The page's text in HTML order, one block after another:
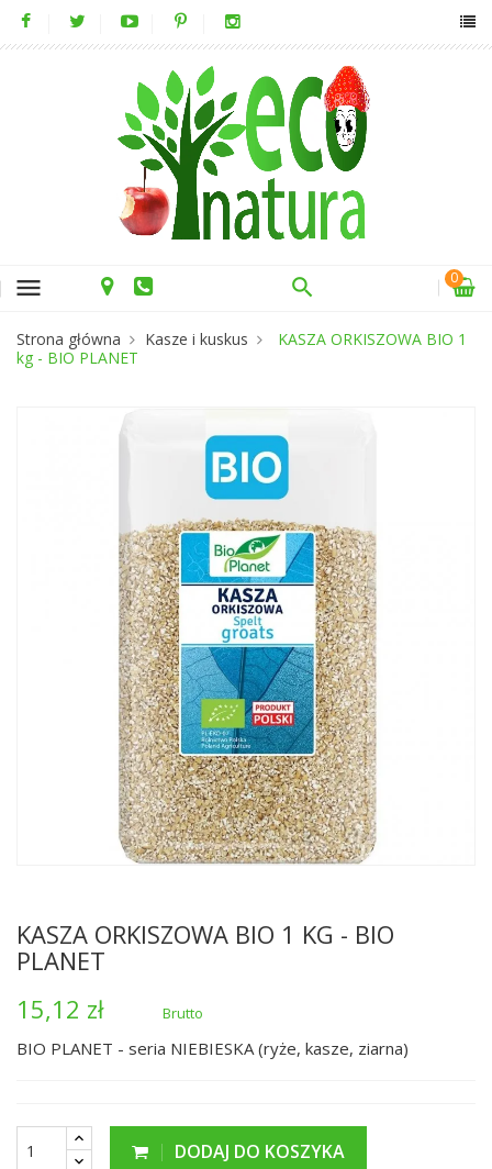
menu 0
Strona główna Kasze i kuskus
KASZA ORKISZOWA BIO 1
kg - BIO PLANET
KASZA ORKISZOWA BIO 1 KG - BIO
PLANET
15,12 zł
Brutto
BIO PLANET - seria NIEBIESKA (ryże, kasze, ziarna)
DODAJ DO KOSZYKA